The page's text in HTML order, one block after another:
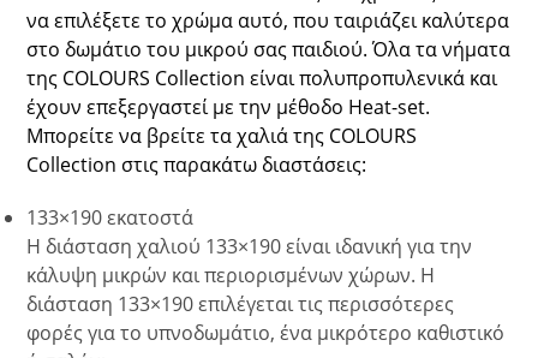
να επιλέξετε το χρώμα αυτό, που ταιριάζει καλύτερα
στο δωμάτιο του μικρού σας παιδιού. Όλα τα νήματα
της COLOURS Collection είναιπολυπροπυλενικά και
έχουν επεξεργαστεί με την μέθοδο Heat-set.
Μπορείτε να βρείτε τα χαλιά της COLOURS
Collection στις παρακάτω διαστάσεις:
133×190 εκατοστά
Η διάσταση χαλιού 133×190 είναι ιδανική για την
κάλυψη μικρών και περιορισμένων χώρων. Η
διάσταση 133×190 επιλέγεται τις περισσότερες
φορές για το υπνοδωμάτιο, ένα μικρότερο καθιστικό